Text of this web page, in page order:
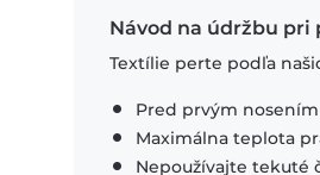
Návod na údržbu pri
Textílie perte podľa
Pred prvým
Maximálna teplota
Nepoužívajte tekuté